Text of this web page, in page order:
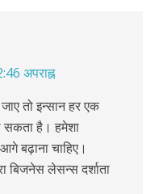
अपराह्न
तो इन्सान हर एक
सकता है। हमेशा
बढ़ाना चाहिए।
बिजनेस लेसन्स दर्शाता